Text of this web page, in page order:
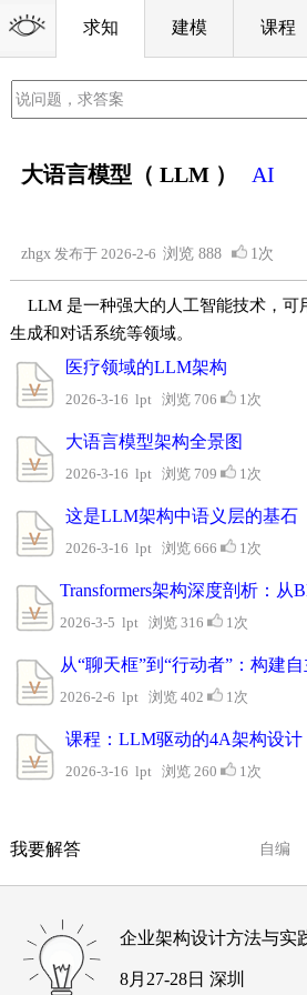
求知 建模 课程
大语言模型（ LLM ） AI
zhgx 发布于 2026-2-6 浏览 888 1次
LLM 是一种强大的人工智能技术，可
生成和对话系统等领域。
医疗领域的LLM架构
2026-3-16 lpt 浏览 706 1次
大语言模型架构全景图
2026-3-16 lpt 浏览 709 1次
这是LLM架构中语义层的基石
2026-3-16 lpt 浏览 666 1次
2026-3-5 lpt 浏览 316 1次
2026-2-6 lpt 浏览 402 1次
课程：LLM驱动的4A架构设计
2026-3-16 lpt 浏览 260 1次
我要解答 自编
企业架构设计方法与实
8月27-28日 深圳